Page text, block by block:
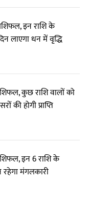
इन राशि के
लाएगा धन में वृद्धि
कुछ राशि वालों को
की होगी प्राप्ति
इन 6 राशि के
मंगलकारी